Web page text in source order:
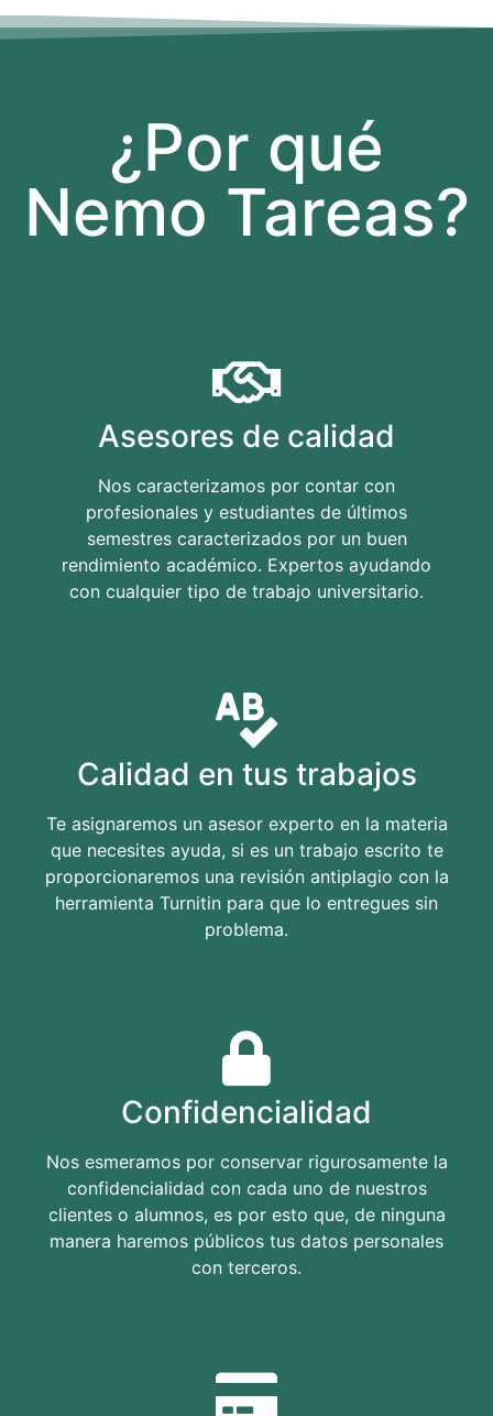
¿Por qué
Nemo Tareas?
Asesores de calidad
Nos caracterizamos por contar con
profesionales y estudiantes de últimos
semestres caracterizados por un buen
rendimiento académico. Expertos ayudando
con cualquier tipo de trabajo universitario.
Calidad en tus trabajos
Te asignaremos un asesor experto en la materia
que necesites ayuda, si es un trabajo escrito te
proporcionaremos una revisión antiplagio con la
herramienta Turnitin para que lo entregues sin
problema.
Confidencialidad
Nos esmeramos por conservar rigurosamente la
confidencialidad con cada uno de nuestros
clientes o alumnos, es por esto que, de ninguna
manera haremos públicos tus datos personales
con terceros.